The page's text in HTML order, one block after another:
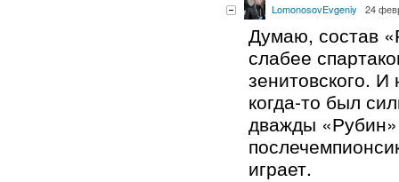
LomonosovEvgeniy 24
Думаю, состав
слабее
зенитовского. И
когда-то был
дважды
играет.